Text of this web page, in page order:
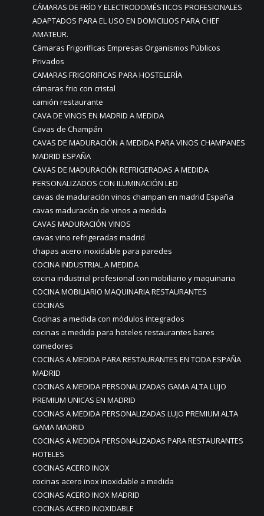
CÁMARAS DE FRÍO Y ELECTRODOMÉSTICOS PROFESIONALES
ADAPTADOS PARA EL USO EN DOMICILIOS PARA CHEF
AMATEUR.
Cámaras Frigoríficas Empresas Organismos Públicos
Privados
CAMARAS FRIGORIFICAS PARA HOSTELERÍA
cámaras frio con cristal
camión restaurante
CAVA DE VINOS EN MADRID A MEDIDA
Cavas de Champán
CAVAS DE MADURACIÓN A MEDIDA PARA VINOS CHAMPANES
MADRID ESPAÑA
CAVAS DE MADURACIÓN REFRIGERADAS A MEDIDA
PERSONALIZADOS CON ILUMINACIÓN LED
cavas de maduración vinos champan en madrid España
cavas maduración de vinos a medida
CAVAS MADURACIÓN VINOS
cavas vino refrigeradas madrid
chapas acero inoxidable para paredes
COCINA INDUSTRIAL A MEDIDA
cocina industrial profesional con mobiliario y maquinaria
COCINA MOBILIARIO MAQUINARIA RESTAURANTES
COCINAS
Cocinas a medida con módulos integrados
cocinas a medida para hoteles restaurantes bares
comedores
COCINAS A MEDIDA PARA RESTAURANTES EN TODA ESPAÑA
MADRID
COCINAS A MEDIDA PERSONALIZADAS GAMA ALTA LUJO
PREMIUM UNICAS EN MADRID
COCINAS A MEDIDA PERSONALIZADAS LUJO PREMIUM ALTA
GAMA MADRID
COCINAS A MEDIDA PERSONALIZADAS PARA RESTAURANTES
HOTELES
COCINAS ACERO INOX
cocinas acero inox inoxidable a medida
COCINAS ACERO INOX MADRID
COCINAS ACERO INOXIDABLE